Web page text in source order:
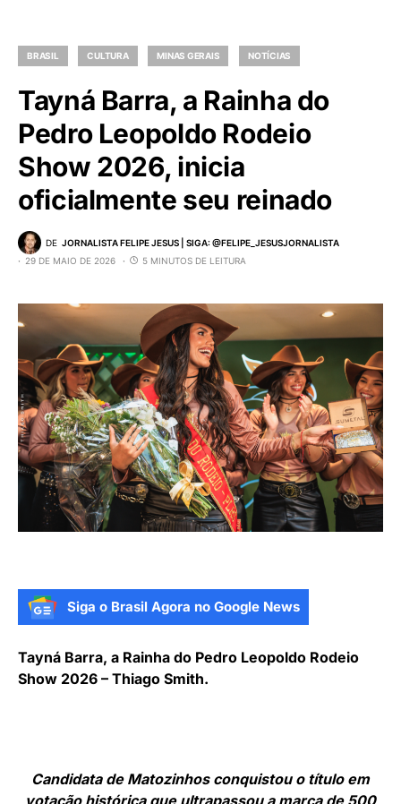
BRASIL CULTURA MINAS GERAIS NOTÍCIAS
Tayná Barra, a Rainha do
Pedro Leopoldo Rodeio
Show 2026, inicia
oficialmente seu reinado
DE JORNALISTA FELIPE JESUS | SIGA: @FELIPE_JESUSJORNALISTA
29 DE MAIO DE 2026
5 MINUTOS DE LEITURA
Siga o Brasil Agora no Google News
Tayná Barra, a Rainha do Pedro Leopoldo Rodeio
Show 2026 – Thiago Smith.
Candidata de Matozinhos conquistou o título em